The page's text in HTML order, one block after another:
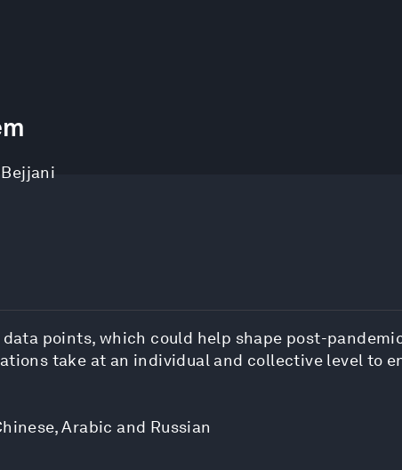
points, which could help shape post-
take at an individual and collective level to
Arabic and Russian